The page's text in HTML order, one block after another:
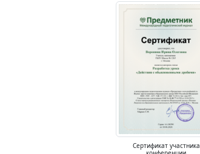
Сертификат участника